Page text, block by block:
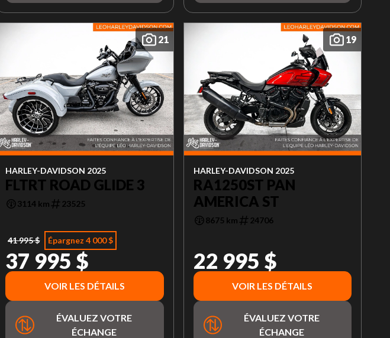
21
HARLEY-DAVIDSON 2025
FLTRT ROAD GLIDE 3
3114 km 23525
41 995 $ Épargnez 4 000 $
37 995 $
VOIR LES DÉTAILS
ÉVALUEZ VOTRE
ÉCHANGE
19
HARLEY-DAVIDSON 2025
RA1250ST PAN
AMERICA ST
8675 km 24706
22 995 $
VOIR LES DÉTAILS
ÉVALUEZ VOTRE
ÉCHANGE